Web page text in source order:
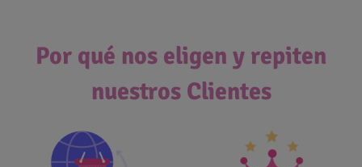
Por qué nos eligen y repiten
nuestros Clientes